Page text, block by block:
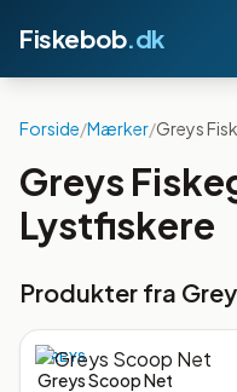
Fiskebob.dk
Forside/Mærker/Greys
Greys
Lystfiskere
Produkter fra
GREYS
Greys Scoop Net